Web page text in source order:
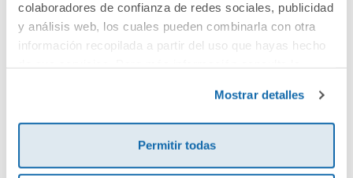
colaboradores de confianza de redes sociales, publicidad
y análisis web, los cuales pueden combinarla con otra
información recopilada a partir del uso que hayas hecho
Mostrar detalles
Permitir todas
¡Sé el primero en valorar este producto!
Debes iniciar sesión para poder valorarlo